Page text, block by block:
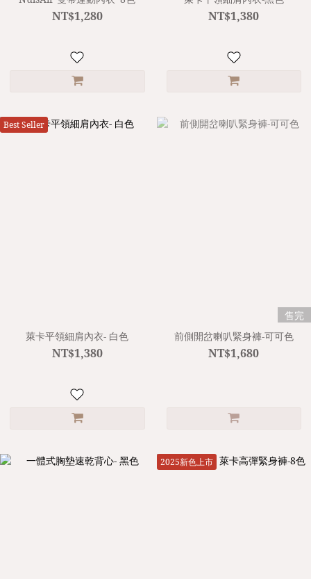
NT$1,280 NT$1,380
Best Seller
萊卡平領細肩內衣- 白色
NT$1,380
售完
前側開岔喇叭緊身褲-可可色
NT$1,680
2025新色上市